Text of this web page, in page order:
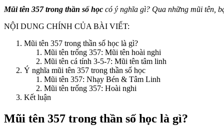
Mũi tên 357 trong thần số học có ý nghĩa gì? Qua những mũi tên,
NỘI DUNG CHÍNH CỦA BÀI VIẾT:
Mũi tên 357 trong thần số học là gì?
Mũi tên trống 357: Mũi tên hoài nghi
Mũi tên cá tính 3-5-7: Mũi tên tâm linh
Ý nghĩa mũi tên 357 trong thần số học
Mũi tên 357: Nhạy Bén & Tâm Linh
Mũi tên trống 357: Hoài nghi
Kết luận
Mũi tên 357 trong thần số học là gì?